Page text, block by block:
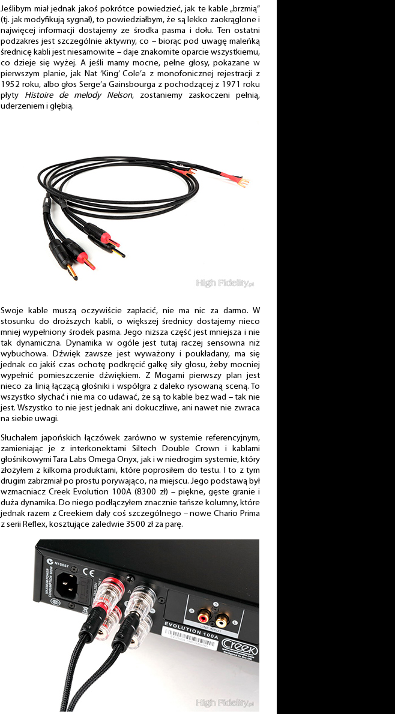
Jeślibym miał jednak jakoś pokrótce powiedzieć, jak te kable „brzmią”
(tj. jak modyfikują sygnał), to powiedziałbym, że są lekko zaokrąglone i
najwięcej informacji dostajemy ze środka pasma i dołu. Ten ostatni
podzakres jest szczególnie aktywny, co – biorąc pod uwagę maleńką
średnicę kabli jest niesamowite – daje znakomite oparcie wszystkiemu,
co dzieje się wyżej. A jeśli mamy mocne, pełne głosy, pokazane w
pierwszym planie, jak Nat ‘King’ Cole’a z monofonicznej rejestracji z
1952 roku, albo głos Serge’a Gainsbourga z pochodzącej z 1971 roku
płyty Histoire de melody Nelson, zostaniemy zaskoczeni pełnią,
uderzeniem i głębią.
Swoje kable muszą oczywiście zapłacić, nie ma nic za darmo. W
stosunku do droższych kabli, o większej średnicy dostajemy nieco
mniej wypełniony środek pasma. Jego niższa część jest mniejsza i nie
tak dynamiczna. Dynamika w ogóle jest tutaj raczej sensowna niż
wybuchowa. Dźwięk zawsze jest wyważony i poukładany, ma się
jednak co jakiś czas ochotę podkręcić gałkę siły głosu, żeby mocniej
wypełnić pomieszczenie dźwiękiem. Z Mogami pierwszy plan jest
nieco za linią łączącą głośniki i współgra z daleko rysowaną sceną. To
wszystko słychać i nie ma co udawać, że są to kable bez wad – tak nie
jest. Wszystko to nie jest jednak ani dokuczliwe, ani nawet nie zwraca
na siebie uwagi.
Słuchałem japońskich łączówek zarówno w systemie referencyjnym,
zamieniając je z interkonektami Siltech Double Crown i kablami
głośnikowymi Tara Labs Omega Onyx, jak i w niedrogim systemie, który
złożyłem z kilkoma produktami, które poprosiłem do testu. I to z tym
drugim zabrzmiał po prostu porywająco, na miejscu. Jego podstawą był
wzmacniacz Creek Evolution 100A (8300 zł) – piękne, gęste granie i
duża dynamika. Do niego podłączyłem znacznie tańsze kolumny, które
jednak razem z Creekiem dały coś szczególnego – nowe Chario Prima
z serii Reflex, kosztujące zaledwie 3500 zł za parę.